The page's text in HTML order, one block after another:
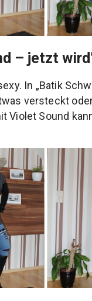
– jetzt
In „Batik
versteckt
Violet Sound